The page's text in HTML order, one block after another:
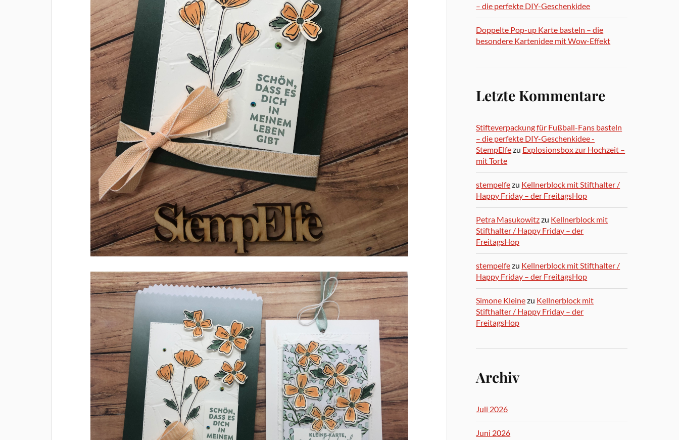
– die perfekte DIY-Geschenkidee
Doppelte Pop-up Karte basteln – die
besondere Kartenidee mit Wow-Effekt
Letzte Kommentare
Stifteverpackung für Fußball-Fans basteln
– die perfekte DIY-Geschenkidee -
StempElfezu Explosionsbox zur Hochzeit –
mit Torte
stempelfezu Kellnerblock mit Stifthalter /
Happy Friday – der FreitagsHop
Petra Masukowitzzu Kellnerblock mit
Stifthalter / Happy Friday – der
FreitagsHop
stempelfezu Kellnerblock mit Stifthalter /
Happy Friday – der FreitagsHop
Simone Kleinezu Kellnerblock mit
Stifthalter / Happy Friday – der
FreitagsHop
Archiv
Juli 2026
Juni 2026